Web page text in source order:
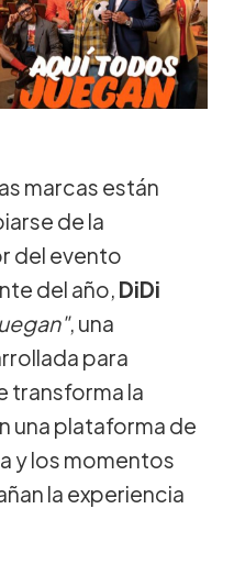
marcas están
de la
del evento
del año, DiDi
, una
para
transforma la
una plataforma de
y los momentos
la experiencia